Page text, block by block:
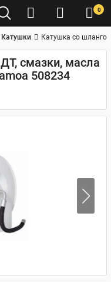
0
Катушки Катушка со
смазки, масла
508234